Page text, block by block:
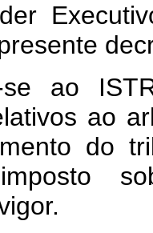
se ao
ao
do